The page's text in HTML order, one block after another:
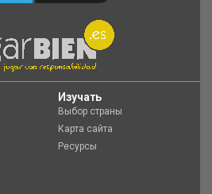
Изучать
Выбор страны
Карта сайта
Ресурсы